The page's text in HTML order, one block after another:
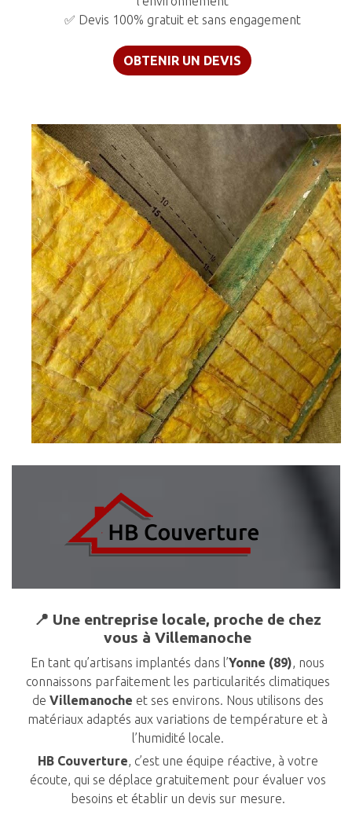
✅ Devis 100% gratuit et sans engagement
OBTENIR UN DEVIS
📍 Une entreprise locale, proche de chez
vous à Villemanoche
En tant qu’artisans implantés dans l’Yonne (89) , nous
connaissons parfaitement les particularités climatiques
de Villemanoche et ses environs. Nous utilisons des
matériaux adaptés aux variations de température et à
l’humidité locale.
HB Couverture , c’est une équipe réactive, à votre
écoute, qui se déplace gratuitement pour évaluer vos
besoins et établir un devis sur mesure.